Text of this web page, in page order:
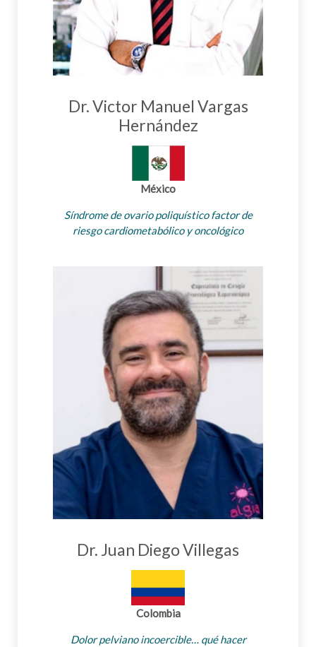
Dr. Victor Manuel Vargas
Hernández
México
Síndrome de ovario poliquístico factor de
riesgo cardiometabólico y oncológico
Dr. Juan Diego Villegas
Colombia
Dolor pelviano incoercible… qué hacer